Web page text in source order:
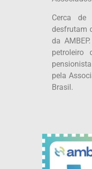
Cerca
desfrutam
da
petroleiro
pela
Brasil.